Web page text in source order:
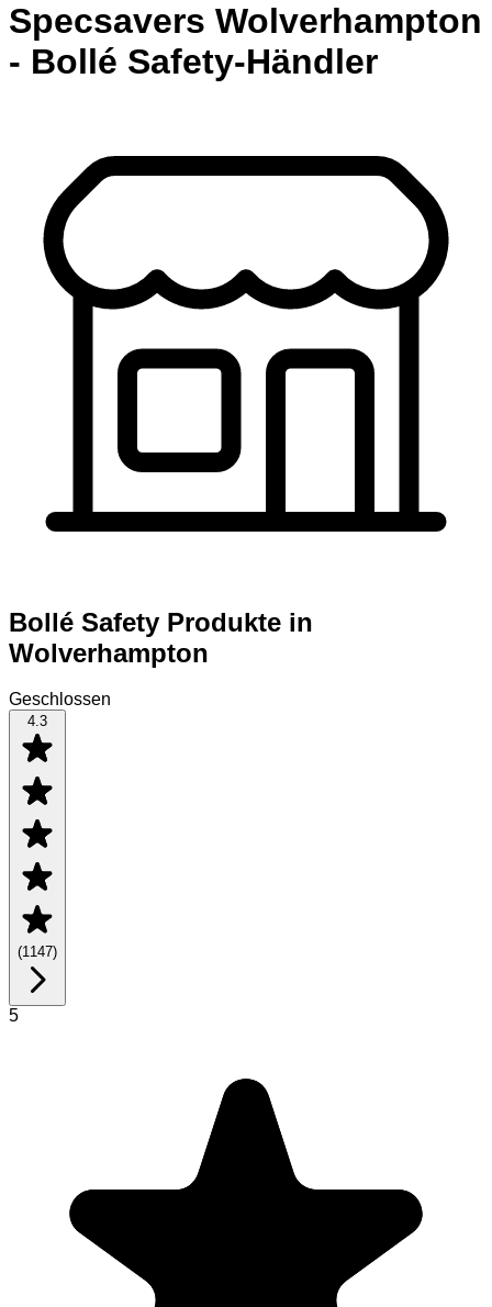
Specsavers Wolverhampton
- Bollé Safety-Händler
Bollé Safety Produkte in
Wolverhampton
Geschlossen
4.3
(1147)
5